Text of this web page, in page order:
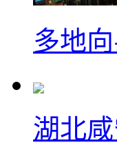
多地
湖北